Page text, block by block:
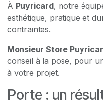
À Puyricard, notre
esthétique, pratique et
contraintes.
Monsieur Store
conseil à la pose, pour
à votre projet.
Porte : un